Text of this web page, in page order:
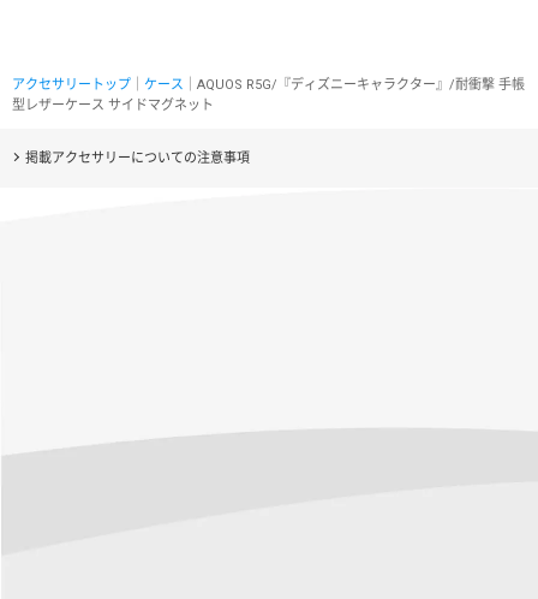
アクセサリートップ ケース ｜AQUOS R5G/『ディズニーキャラクター』/耐衝撃 手帳
型レザーケース サイドマグネット
掲載アクセサリーについての注意事項